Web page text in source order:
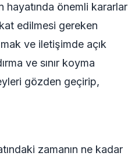
önemli kararlar
edilmesi gereken
ve iletişimde açık
ve sınır koyma
gözden geçirip,
zamanın ne kadar